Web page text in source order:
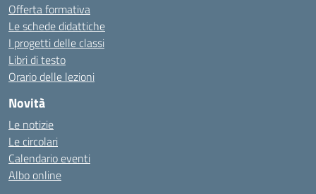
Offerta formativa
Le schede didattiche
I progetti delle classi
Libri di testo
Orario delle lezioni
Novità
Le notizie
Le circolari
Calendario eventi
Albo online